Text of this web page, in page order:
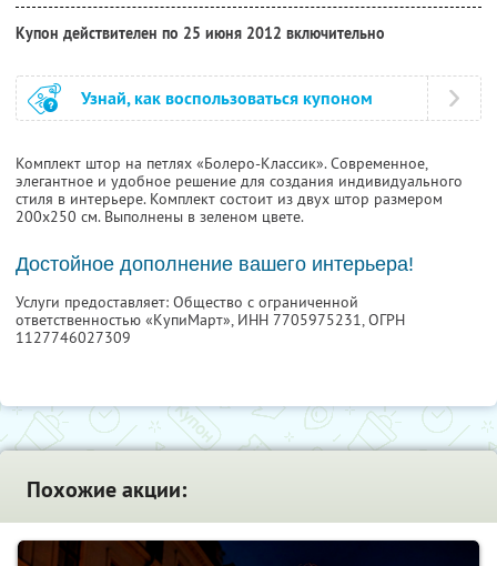
Купон действителен по 25 июня 2012 включительно
Узнай, как воспользоваться купоном
Комплект штор на петлях «Болеро-Классик». Современное,
элегантное и удобное решение для создания индивидуального
стиля в интерьере. Комплект состоит из двух штор размером
200х250 см. Выполнены в зеленом цвете.
Достойное дополнение вашего интерьера!
Услуги предоставляет: Общество с ограниченной
ответственностью «КупиМарт», ИНН 7705975231, ОГРН
1127746027309
Похожие акции: